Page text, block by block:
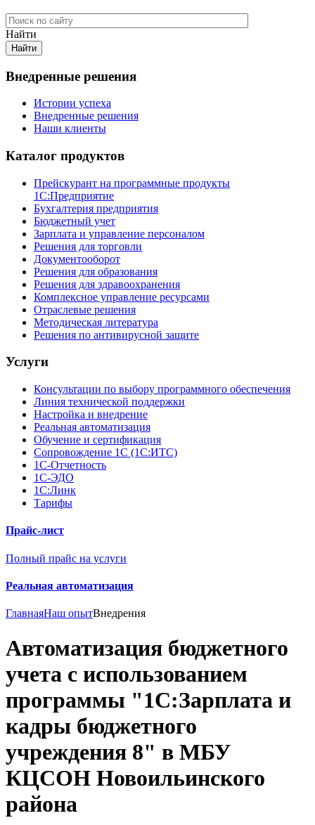
Найти
Внедренные решения
Истории успеха
Внедренные решения
Наши клиенты
Каталог продуктов
Прейскурант на программные продукты
1С:Предприятие
Бухгалтерия предприятия
Бюджетный учет
Зарплата и управление персоналом
Решения для торговли
Документооборот
Решения для образования
Решения для здравоохранения
Комплексное управление ресурсами
Отраслевые решения
Методическая литература
Решения по антивирусной защите
Услуги
Консультации по выбору программного обеспечения
Линия технической поддержки
Настройка и внедрение
Реальная автоматизация
Обучение и сертификация
Сопровождение 1С (1С:ИТС)
1С-Отчетность
1С-ЭДО
1С:Линк
Тарифы
Прайс-лист
Полный прайс на услуги
Реальная автоматизация
ГлавнаяНаш опытВнедрения
Автоматизация бюджетного
учета с использованием
программы "1С:Зарплата и
кадры бюджетного
учреждения 8" в МБУ
КЦСОН Новоильинского
района